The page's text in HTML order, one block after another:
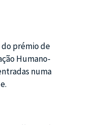
prémio de
Humano-
numa